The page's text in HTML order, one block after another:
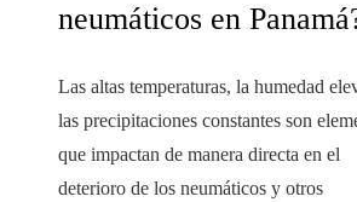
neumáticos en
Las altas temperaturas, la humedad
las precipitaciones constantes son
que impactan de manera directa en el
deterioro de los neumáticos y otros